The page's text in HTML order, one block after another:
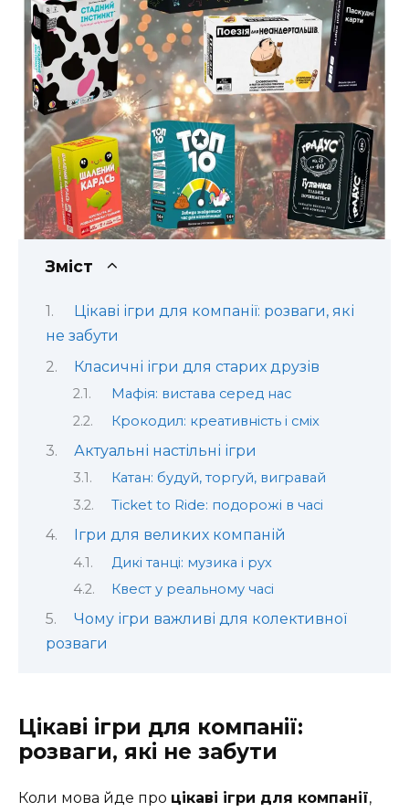
Зміст
Цікаві ігри для компанії: розваги, які
не забути
Класичні ігри для старих друзів
Мафія: вистава серед нас
Крокодил: креативність і сміх
Актуальні настільні ігри
Катан: будуй, торгуй, вигравай
Ticket to Ride: подорожі в часі
Ігри для великих компаній
Дикі танці: музика і рух
Квест у реальному часі
Чому ігри важливі для колективної
розваги
Цікаві ігри для компанії:
розваги, які не забути
Коли мова йде про цікаві ігри для компанії,